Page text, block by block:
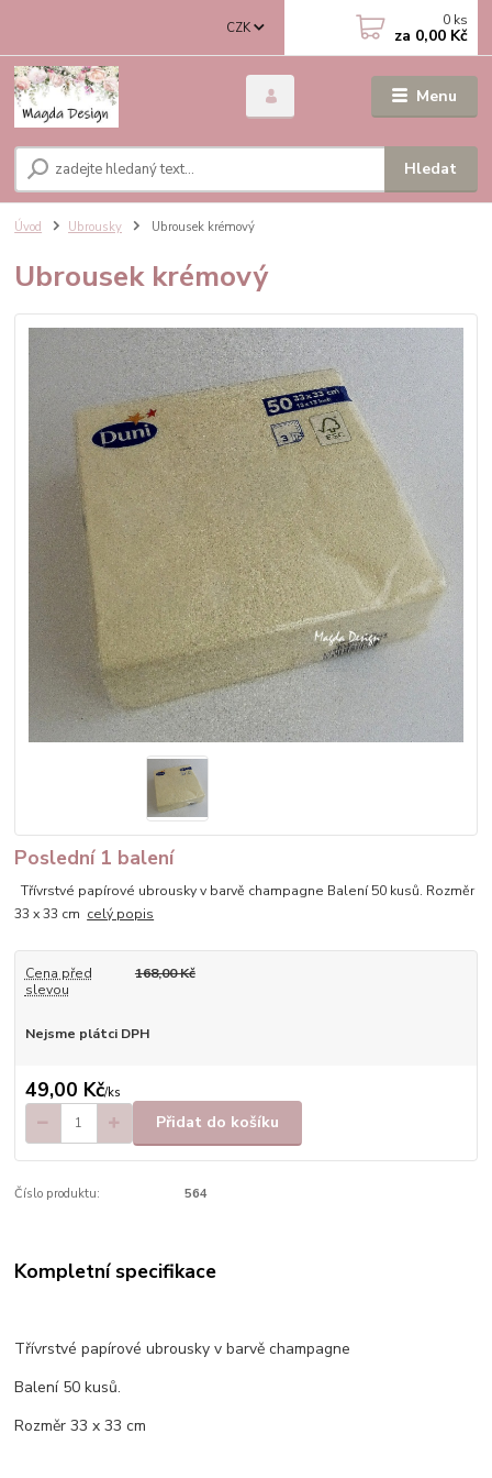
Menu
CZK
Hledat
0 ks
za 0,00 Kč
Úvod Ubrousky Ubrousek krémový
Ubrousek krémový
Poslední 1 balení
Třívrstvé papírové ubrousky v barvě champagne Balení 50 kusů. Rozměr
33 x 33 cm celý popis
Cena před
slevou
168,00 Kč
Nejsme plátci DPH
49,00 Kč/ks
Přidat do košíku
Číslo produktu: 564
Kompletní specifikace
Třívrstvé papírové ubrousky v barvě champagne
Balení 50 kusů.
Rozměr 33 x 33 cm